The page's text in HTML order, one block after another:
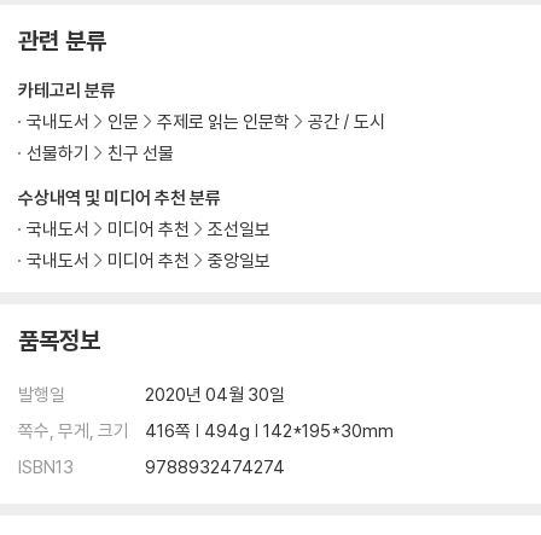
삼각돛이 만든 공간적 혁명
유럽을 바꾼 도자기
번역서의 수입
조경에서 시작된 서양 공간의 변화
3인칭 시점에서 1인칭 시점으로
콜더의 모빌 속에 숨겨진 동양적 가치
프랭크 로이드 라이트와 동양
동양을 닮아 가는 서양의 공간
미스 반 데어 로에 제1기. 벽돌 시골집, 1924년: 절반의 성공
미스 반 데어 로에 제2기. 바르셀로나 파빌리온, 1929년: 기둥으로 만든
처마
관련 분류
수상내역 및 미디어 추천 분류
국내도서
미디어 추천
조선일보
국내도서
미디어 추천 중앙일보
카테고리 분류
국내도서
인문 주제로 읽는 인문학
공간 / 도시
선물하기
친구 선물
품목정보
발행일
2020년 04월 30일
쪽수, 무게, 크기
416쪽 | 494g | 142*195*30mm
ISBN13
9788932474274